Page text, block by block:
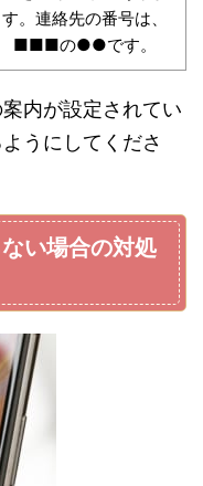
す。連絡先の番号は、
■■■の●●です。
内が設定されてい
うにしてくださ
い場合の対処